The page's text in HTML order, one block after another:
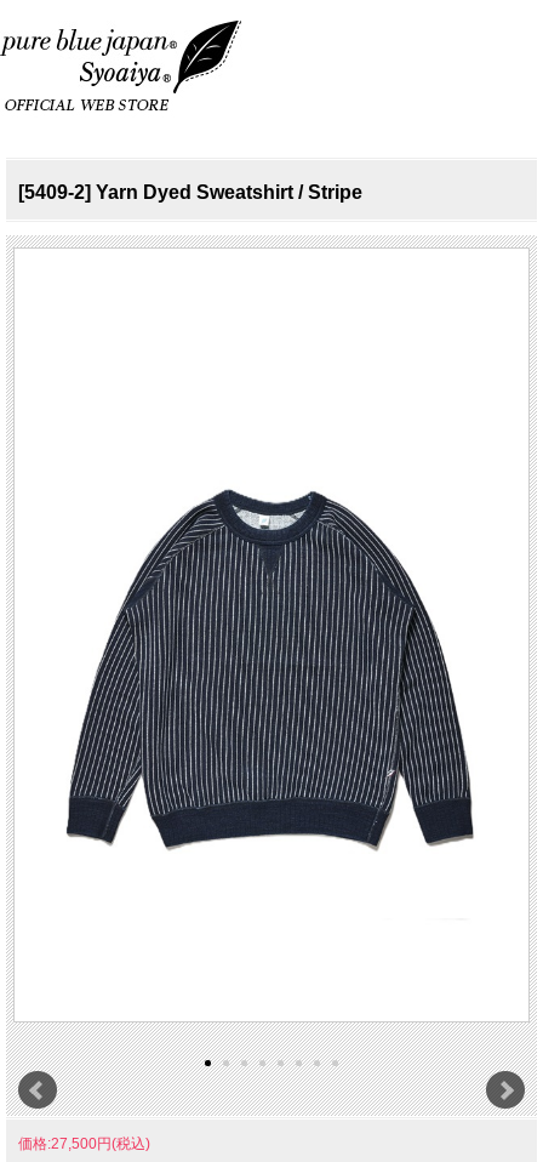
[5409-2] Yarn Dyed Sweatshirt / Stripe
価格:27,500円(税込)